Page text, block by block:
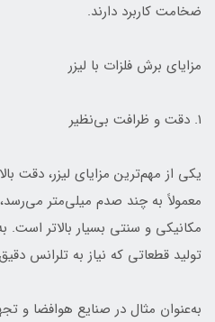
ضخامت کاربرد دارند.
مزایای برش فلزات با لیزر
۱. دقت و ظرافت بی‌نظیر
یکی از مهم‌ترین مزایای لیزر، دقت
معمولاً به چند صدم میلی‌متر
مکانیکی و سنتی بسیار بالاتر است.
تولید قطعاتی که نیاز به تلرانس
به‌عنوان مثال در صنایع هوافضا و